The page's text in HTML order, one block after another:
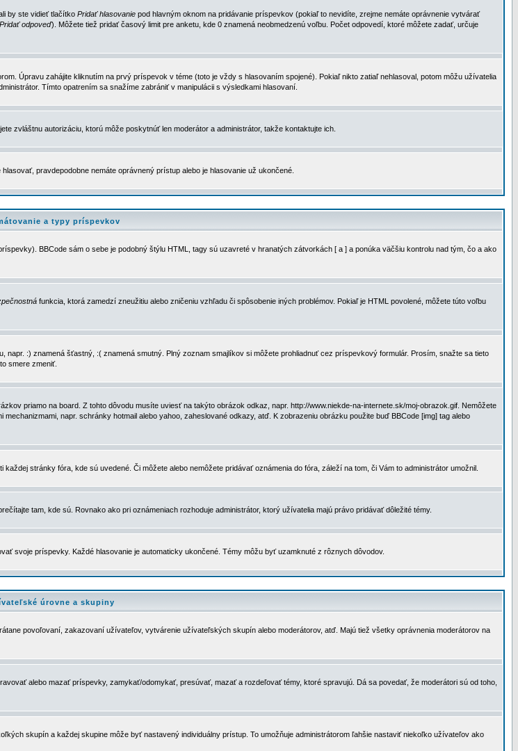
by ste vidieť tlačítko Pridať hlasovanie pod hlavným oknom na pridávanie príspevkov (pokiaľ to nevidíte, zrejme nemáte oprávnenie vytvárať
Pridať odpoveď). Môžete tiež pridať časový limit pre anketu, kde 0 znamená neobmedzenú voľbu. Počet odpovedí, ktoré môžete zadať, určuje
Úpravu zahájite kliknutím na prvý príspevok v téme (toto je vždy s hlasovaním spojené). Pokiaľ nikto zatiaľ nehlasoval, potom môžu užívatelia
Tímto opatrením sa snažíme zabrániť v manipulácii s výsledkami hlasovaní.
zvláštnu autorizáciu, ktorú môže poskytnúť len moderátor a administrátor, takže kontaktujte ich.
pravdepodobne nemáte oprávnený prístup alebo je hlasovanie už ukončené.
a typy príspevkov
BBCode sám o sebe je podobný štýlu HTML, tagy sú uzavreté v hranatých zátvorkách [ a ] a ponúka väčšiu kontrolu nad tým, čo a ako
funkcia, ktorá zamedzí zneužitiu alebo zničeniu vzhľadu či spôsobenie iných problémov. Pokiaľ je HTML povolené, môžete túto voľbu
:) znamená šťastný, :( znamená smutný. Plný zoznam smajlíkov si môžete prohliadnuť cez príspevkový formulár. Prosím, snažte sa tieto
smere zmeniť.
priamo na board. Z tohto dôvodu musíte uviesť na takýto obrázok odkaz, napr. http://www.niekde-na-internete.sk/moj-obrazok.gif. Nemôžete
napr. schránky hotmail alebo yahoo, zaheslované odkazy, atď. K zobrazeniu obrázku použite buď BBCode [img] tag alebo
stránky fóra, kde sú uvedené. Či môžete alebo nemôžete pridávať oznámenia do fóra, záleží na tom, či Vám to administrátor umožnil.
tam, kde sú. Rovnako ako pri oznámeniach rozhoduje administrátor, ktorý užívatelia majú právo pridávať dôležité témy.
svoje príspevky. Každé hlasovanie je automaticky ukončené. Témy môžu byť uzamknuté z rôznych dôvodov.
úrovne a skupiny
povoľovaní, zakazovaní užívateľov, vytvárenie užívateľských skupín alebo moderátorov, atď. Majú tiež všetky oprávnenia moderátorov na
alebo mazať príspevky, zamykať/odomykať, presúvať, mazať a rozdeľovať témy, ktoré spravujú. Dá sa povedať, že moderátori sú od toho,
skupín a každej skupine môže byť nastavený individuálny prístup. To umožňuje administrátorom ľahšie nastaviť niekoľko užívateľov ako